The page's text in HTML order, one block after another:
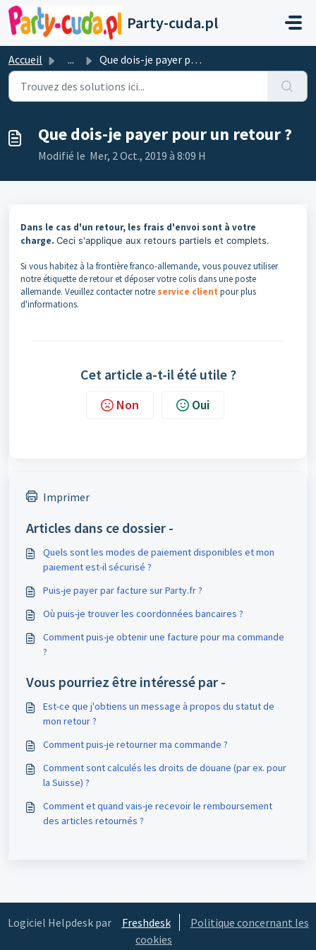
Passer au contenu principal
Party-cuda.pl
Accueil ... Que dois-je payer pour un retour ?
Que dois-je payer pour un retour ?
Modifié le Mer, 2 Oct., 2019 à 8:09 H
Dans le cas d'un retour, les frais d'envoi sont à votre
charge. Ceci s'applique aux retours partiels et complets.
Si vous habitez à la frontière franco-allemande, vous pouvez utiliser
notre étiquette de retour et déposer votre colis dans une poste
allemande. Veuillez contacter notre service client pour plus
d'informations.
Cet article a-t-il été utile ?
Non Oui
Imprimer
Articles dans ce dossier -
Quels sont les modes de paiement disponibles et mon
paiement est-il sécurisé ?
Puis-je payer par facture sur Party.fr ?
Où puis-je trouver les coordonnées bancaires ?
Comment puis-je obtenir une facture pour ma commande
?
Vous pourriez être intéressé par -
Est-ce que j'obtiens un message à propos du statut de
mon retour ?
Comment puis-je retourner ma commande ?
Comment sont calculés les droits de douane (par ex. pour
la Suisse) ?
Comment et quand vais-je recevoir le remboursement
des articles retournés ?
Logiciel Helpdesk par Freshdesk
Politique concernant les
cookies